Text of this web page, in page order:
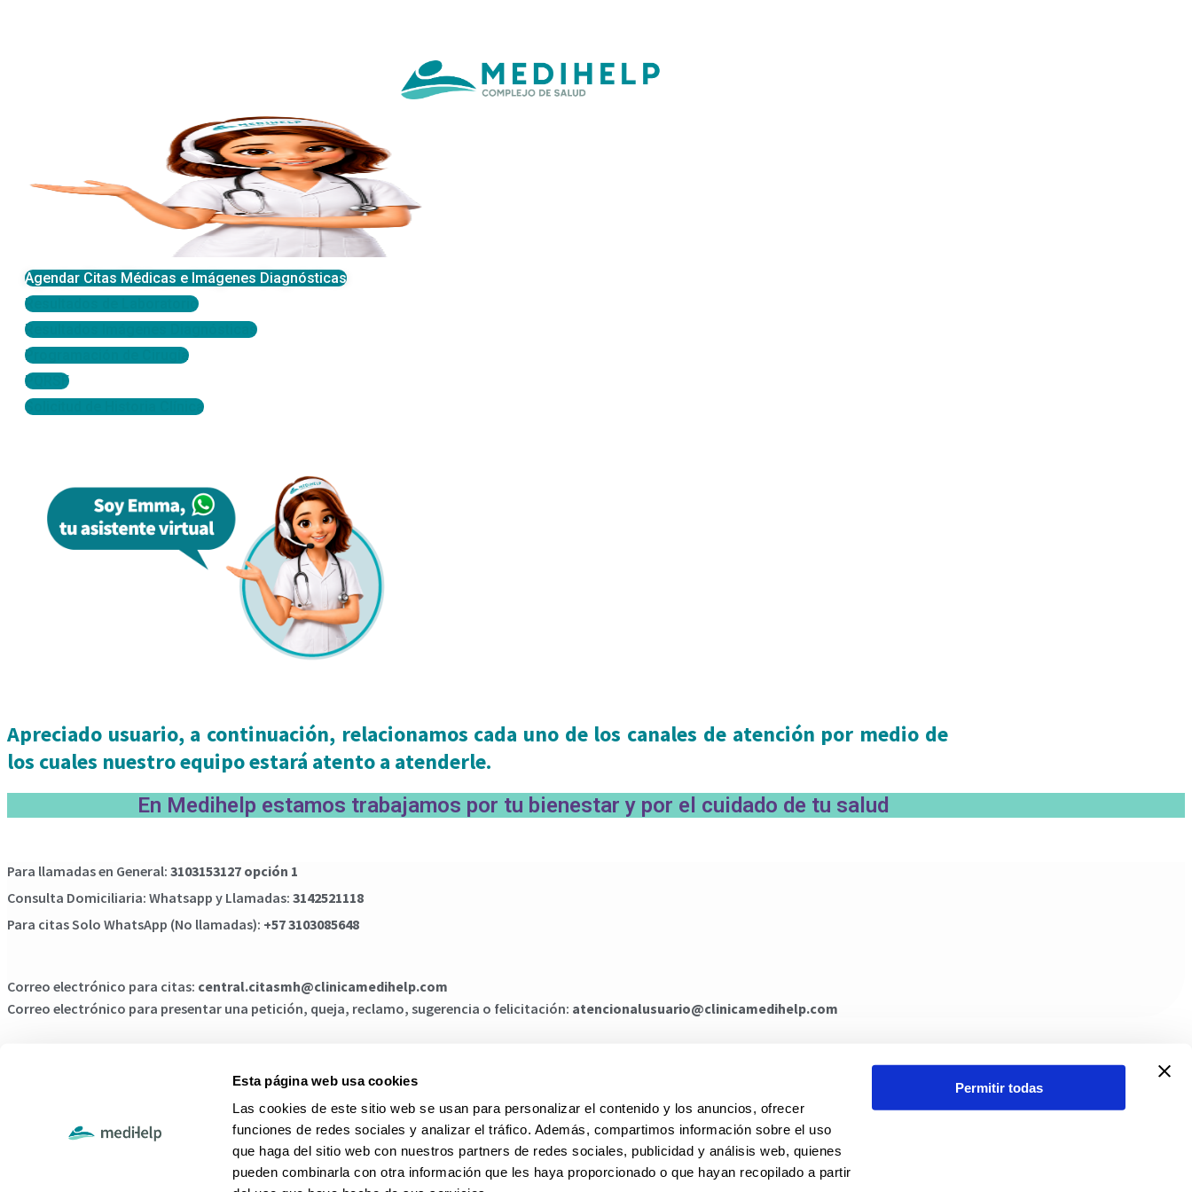
Esta página web usa cookies
Las cookies de este sitio web se usan para personalizar el contenido y los anuncios, ofrecer
funciones de redes sociales y analizar el tráfico. Además, compartimos información sobre el uso
que haga del sitio web con nuestros partners de redes sociales, publicidad y análisis web, quienes
pueden combinarla con otra información que les haya proporcionado o que hayan recopilado a partir
Permitir todas
Agendar Citas Médicas e Imágenes Diagnósticas
Resultados de Laboratorio
Resultados Imágenes Diagnósticas
Programación de Cirugía
PQRSF
Solicitud de Historia Clínica
Apreciado usuario, a continuación, relacionamos cada uno de los canales de atención por medio de
los cuales nuestro equipo estará atento a atenderle.
En Medihelp estamos trabajamos por tu bienestar y por el cuidado de tu salud
Para llamadas en General: 3103153127 opción 1
Consulta Domiciliaria: Whatsapp y Llamadas: 3142521118
Para citas Solo WhatsApp (No llamadas): +57 3103085648
Correo electrónico para citas: central.citasmh@clinicamedihelp.com
Correo electrónico para presentar una petición, queja, reclamo, sugerencia o felicitación: atencionalusuario@clinicamedihelp.com
¿CÓMO DESEA SOLICITAR SU CITA?
AGENDAR POR WHATSAPP